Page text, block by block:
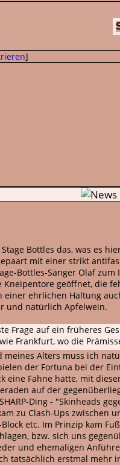
]
Bottles das, was es
mit einer strikt
Bottles-Sänger Olaf
geöffnet, die
einer ehrlichen Haltung
und natürlich Apfelwein.
Frage auf ein früheres
Frankfurt, wo die
meines Alters muss ich
der Fortuna bei der
eine Fahne hatte, mit
auf der
Ding - "Skinheads
zu Clash-Ups
Block etc. Im Prinzip kam
bzw. sich uns
und ehemaligen
tatsächlich erstmal mehr